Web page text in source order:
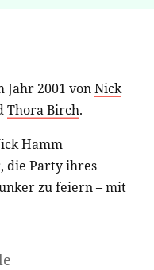
Jahr 2001 vonNick
Thora Birch.
Hamm
die Party ihres
zu feiern – mit